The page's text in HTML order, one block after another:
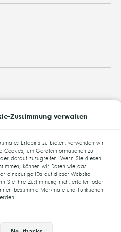
Zustimmung verwalten
Erlebnis zu bieten, verwenden wir
Cookies, um Geräteinformationen zu
darauf zuzugreifen. Wenn Sie diesen
können wir Daten wie das
eindeutige IDs auf dieser Website
Sie Ihre Zustimmung nicht erteilen oder
bestimmte Merkmale und Funktionen